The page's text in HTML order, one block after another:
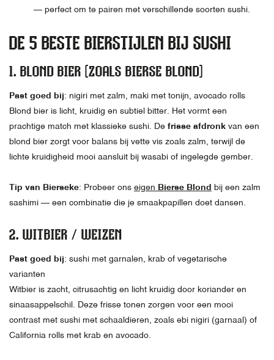
— perfect om te pairen met verschillende soorten sushi.
DE 5 BESTE BIERSTIJLEN BIJ SUSHI
1. BLOND BIER (ZOALS BIERSE BLOND)
Past goed bij: nigiri met zalm, maki met tonijn, avocado rolls
Blond bier is licht, kruidig en subtiel bitter. Het vormt een
prachtige match met klassieke sushi. De frisse afdronk van een
blond bier zorgt voor balans bij vette vis zoals zalm, terwijl de
lichte kruidigheid mooi aansluit bij wasabi of ingelegde gember.
Tip van Bierseke: Probeer ons eigen Bierse Blond bij een zalm
sashimi — een combinatie die je smaakpapillen doet dansen.
2. WITBIER / WEIZEN
Past goed bij: sushi met garnalen, krab of vegetarische
varianten
Witbier is zacht, citrusachtig en licht kruidig door koriander en
sinaasappelschil. Deze frisse tonen zorgen voor een mooi
contrast met sushi met schaaldieren, zoals ebi nigiri (garnaal) of
California rolls met krab en avocado.